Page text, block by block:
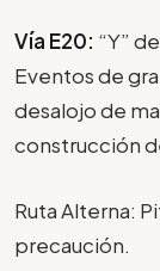
Vía E20: “Y”
Eventos de
desalojo de
construcción
Ruta Alterna:
precaución.